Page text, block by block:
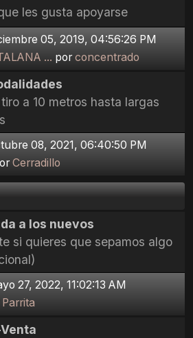
les gusta apoyarse
05, 2019, 04:56:26 PM
... porconcentrado
a 10 metros hasta largas
08, 2021, 06:40:50 PM
Cerradillo
a los nuevos
si quieres que sepamos algo
27, 2022, 11:02:13 AM
Parrita